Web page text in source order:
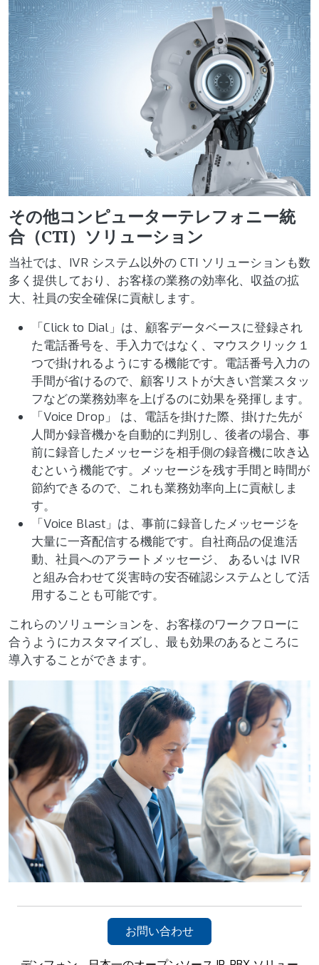
その他コンピューターテレフォニー統
合（CTI）ソリューション
当社では、IVR システム以外の CTI ソリューションも数
多く提供しており、お客様の業務の効率化、収益の拡
大、社員の安全確保に貢献します。
「Click to Dial」は、顧客データベースに登録され
た電話番号を、手入力ではなく、マウスクリック１
つで掛けれるようにする機能です。電話番号入力の
手間が省けるので、顧客リストが大きい営業スタッ
フなどの業務効率を上げるのに効果を発揮します。
「Voice Drop」 は、電話を掛けた際、掛けた先が
人間か録音機かを自動的に判別し、後者の場合、事
前に録音したメッセージを相手側の録音機に吹き込
むという機能です。メッセージを残す手間と時間が
節約できるので、これも業務効率向上に貢献しま
す。
「Voice Blast」は、事前に録音したメッセージを
大量に一斉配信する機能です。自社商品の促進活
動、社員へのアラートメッセージ、 あるいは IVR
と組み合わせて災害時の安否確認システムとして活
用することも可能です。
これらのソリューションを、お客様のワークフローに
合うようにカスタマイズし、最も効果のあるところに
導入することができます。
お問い合わせ